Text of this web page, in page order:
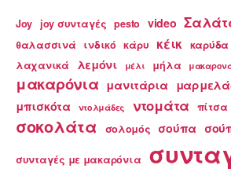
Joy joy συνταγές pesto video
θαλασσινά ινδικό κάρυ κέικ καρύδα
λαχανικά λεμόνι μέλι μήλα
μακαρόνια μανιτάρια
μπισκότα ντολμάδες ντομάτα πίτσα
σοκολάτα σολομός σούπα
συνταγές με μακαρόνια